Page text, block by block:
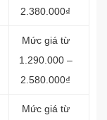
2.380.000₫
Mức giá từ
1.290.000 –
2.580.000₫
Mức giá từ